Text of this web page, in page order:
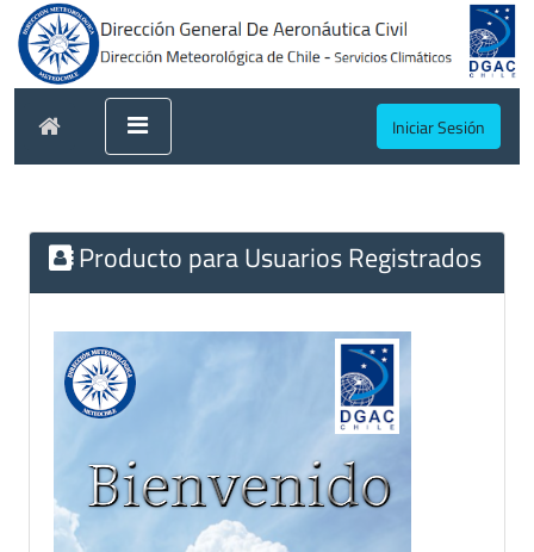
Iniciar Sesión
Producto para Usuarios Registrados